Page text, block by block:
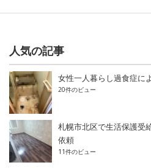
人気の記事
女性一人暮らし過食症に
20件のビュー
札幌市北区で生活保護受
依頼
11件のビュー